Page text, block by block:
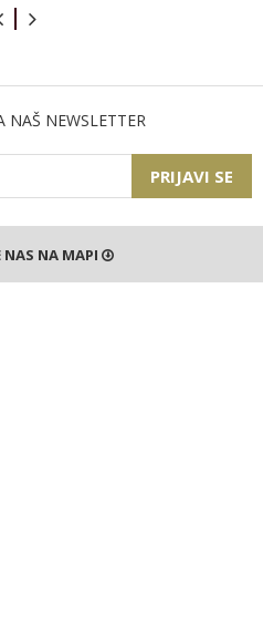
NAŠ NEWSLETTER
PRIJAVI SE
NA MAPI